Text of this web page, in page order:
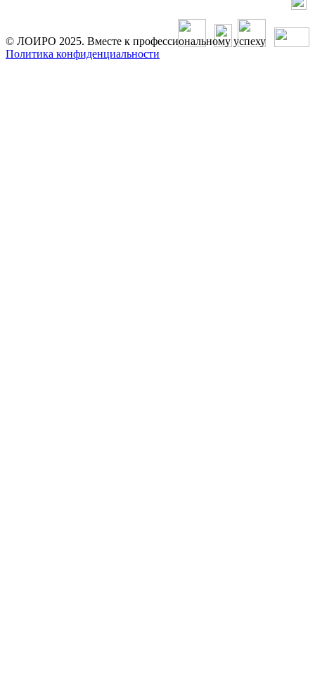
© ЛОИРО 2025. Вместе к профессиональному успеху
Политика конфиденциальности